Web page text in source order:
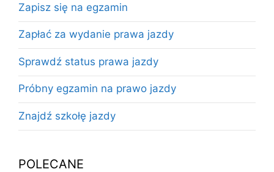
Zapisz się na egzamin
Zapłać za wydanie prawa jazdy
Sprawdź status prawa jazdy
Próbny egzamin na prawo jazdy
Znajdź szkołę jazdy
POLECANE